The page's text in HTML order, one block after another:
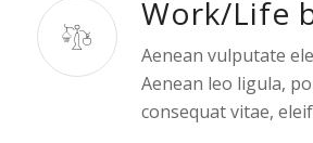
Work/Life
Aenean vulputate
Aenean leo ligula,
consequat vitae,